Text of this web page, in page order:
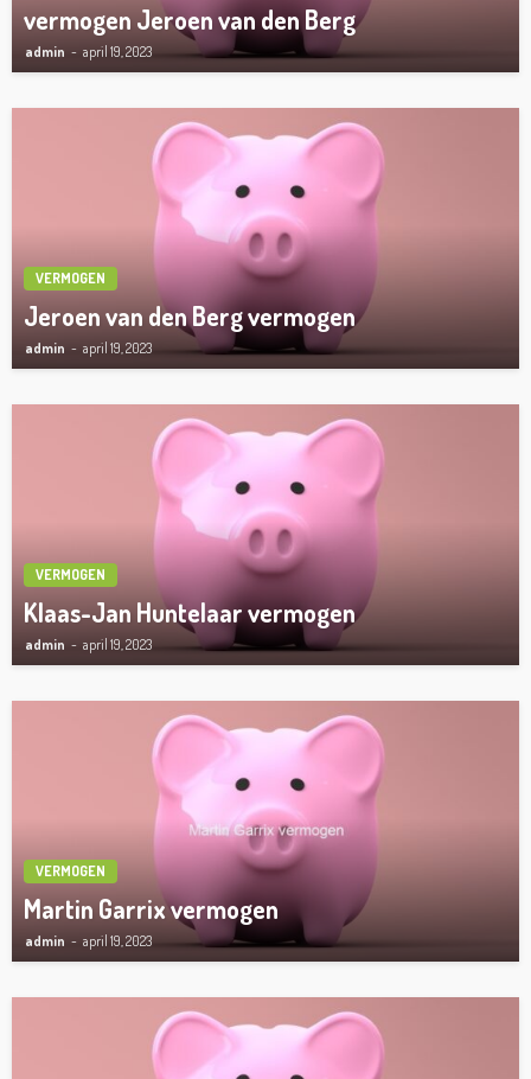
vermogen Jeroen van den Berg
admin april 19, 2023
VERMOGEN
Jeroen van den Berg vermogen
admin april 19, 2023
VERMOGEN
Klaas-Jan Huntelaar vermogen
admin april 19, 2023
VERMOGEN
Martin Garrix vermogen
admin april 19, 2023